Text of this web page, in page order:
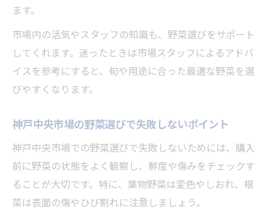
イド
神戸中央市場の野菜売り場を上手に使うコ
ツ
神戸の中央市場で気軽に野菜を選ぶポイン
神戸中央市場で安心して野菜を探すための
工夫
一般開放時に体験したい神戸中央市場の新鮮野
菜
神戸中央市場の一般開放で新鮮野菜を楽し
ます。
市場内の活気やスタッフの知識も、野菜選びをサポート
してくれます。迷ったときは市場スタッフによるアドバ
イスを参考にすると、旬や用途に合った最適な野菜を選
びやすくなります。
神戸中央市場の野菜選びで失敗しないポイント
神戸中央市場での野菜選びで失敗しないためには、購入
前に野菜の状態をよく観察し、鮮度や傷みをチェックす
ることが大切です。特に、葉物野菜は変色やしおれ、根
菜は表面の傷やひび割れに注意しましょう。